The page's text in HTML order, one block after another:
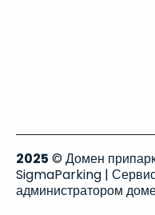
2025 © Домен
SigmaParking |
администратором